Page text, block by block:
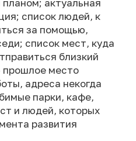
актуальная
список людей, к
за помощью,
список мест, куда
близкий
прошлое место
адреса некогда
парки, кафе,
и людей, которых
развития